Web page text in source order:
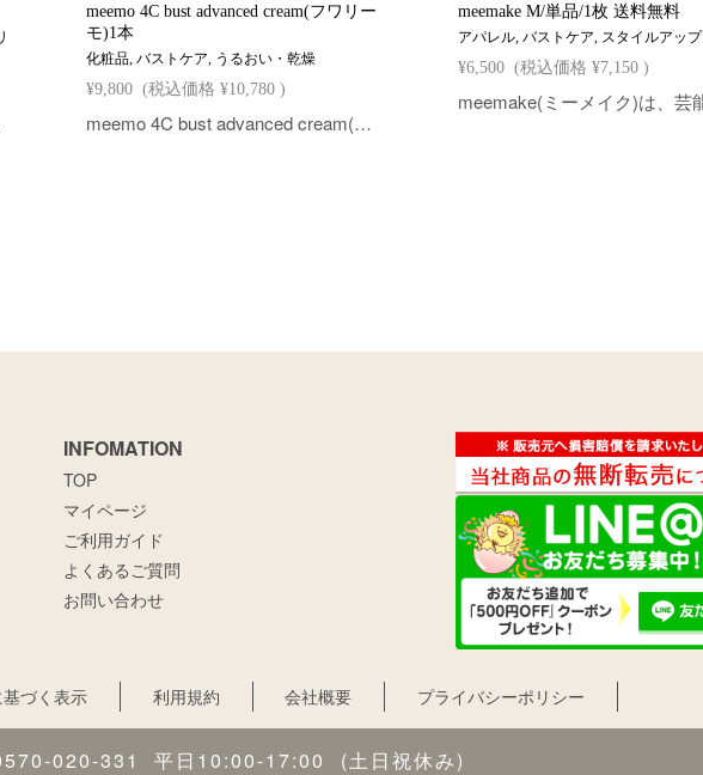
meemo 4C bust advanced cream(フワリー
モ)1本
化粧品, バストケア, うるおい・乾燥
¥9,800 (税込価格 ¥10,780 )
meemo 4C bust advanced cream(フワリーモ)は、芸能界からも注目され、雑誌・メディアでも活躍する整体師「朝井麗華」先生プロデュースの、バストケアクリームです。つややかでふっくらした美胸へ導く、4大ボリュームサポート成分を贅沢に配合しています。ハリのあるふっくらとしたバストを目指すあなたへおすすめです。 「meemo 4C bust advanced cream(4Cクリーム)」はご好評につき商品の出荷までにお時間をいただいております。 誠に恐れ入りますが、7/28新規ご注文分より、10月下旬以降順次発送となりますのであらかじめご了承ください。 予約をご希望のお客様は通常どおりお申し込みください。なお、予約注文受付完了後のキャンセルはお受けできかねます。
meemake M/単品/1枚 送料無料
アパレル, バストケア, スタイルアップ
¥6,500 (税込価格 ¥7,150 )
INFOMATION
TOP
マイページ
ご利用ガイド
よくあるご質問
お問い合わせ
づく表示 利用規約 会社概要 プライバシーポリシー
020-331 平日10:00-17:00 (土日祝休み)